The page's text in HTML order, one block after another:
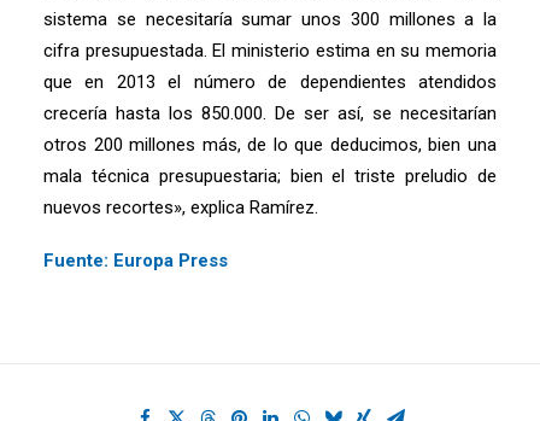
sistema se necesitaría sumar unos 300 millones a la
cifra presupuestada. El ministerio estima en su memoria
que en 2013 el número de dependientes atendidos
crecería hasta los 850.000. De ser así, se necesitarían
otros 200 millones más, de lo que deducimos, bien una
mala técnica presupuestaria; bien el triste preludio de
nuevos recortes», explica Ramírez.
Fuente: Europa Press